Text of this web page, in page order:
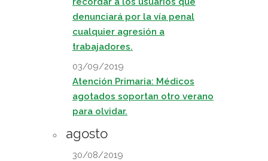
denunciará por la vía penal
cualquier agresión a
trabajadores.
03/09/2019
Atención Primaria: Médicos
agotados soportan otro verano
para olvidar.
agosto
30/08/2019